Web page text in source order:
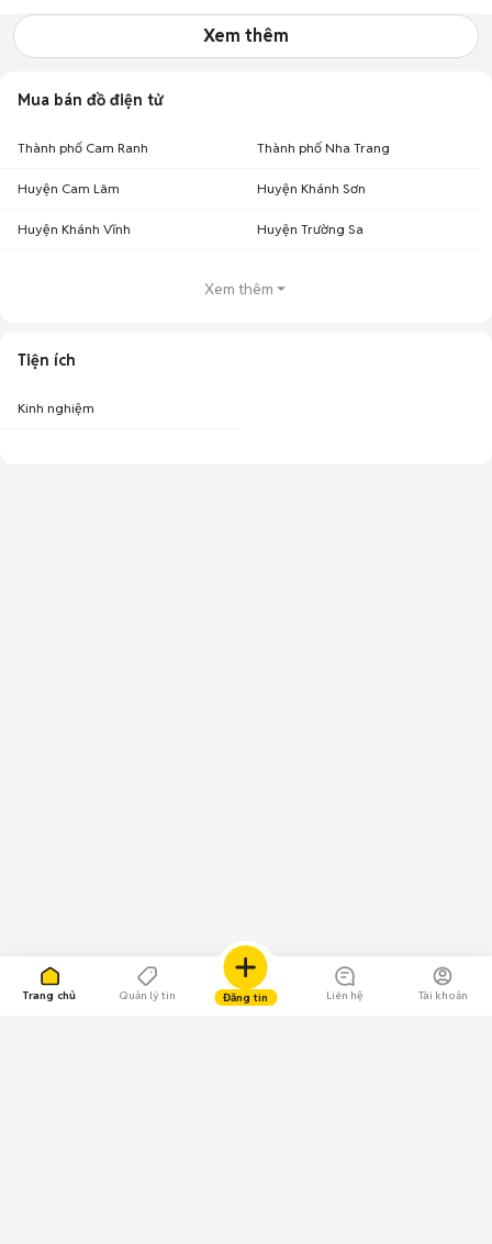
Trang chủ Quản lý tin Đăng tin Liên hệ Tài khoản
Xem thêm
Mua bán đồ điện tử
Thành phố Cam Ranh Thành phố Nha Trang
Huyện Cam Lâm Huyện Khánh Sơn
Huyện Khánh Vĩnh Huyện Trường Sa
Xem thêm
Tiện ích
Kinh nghiệm